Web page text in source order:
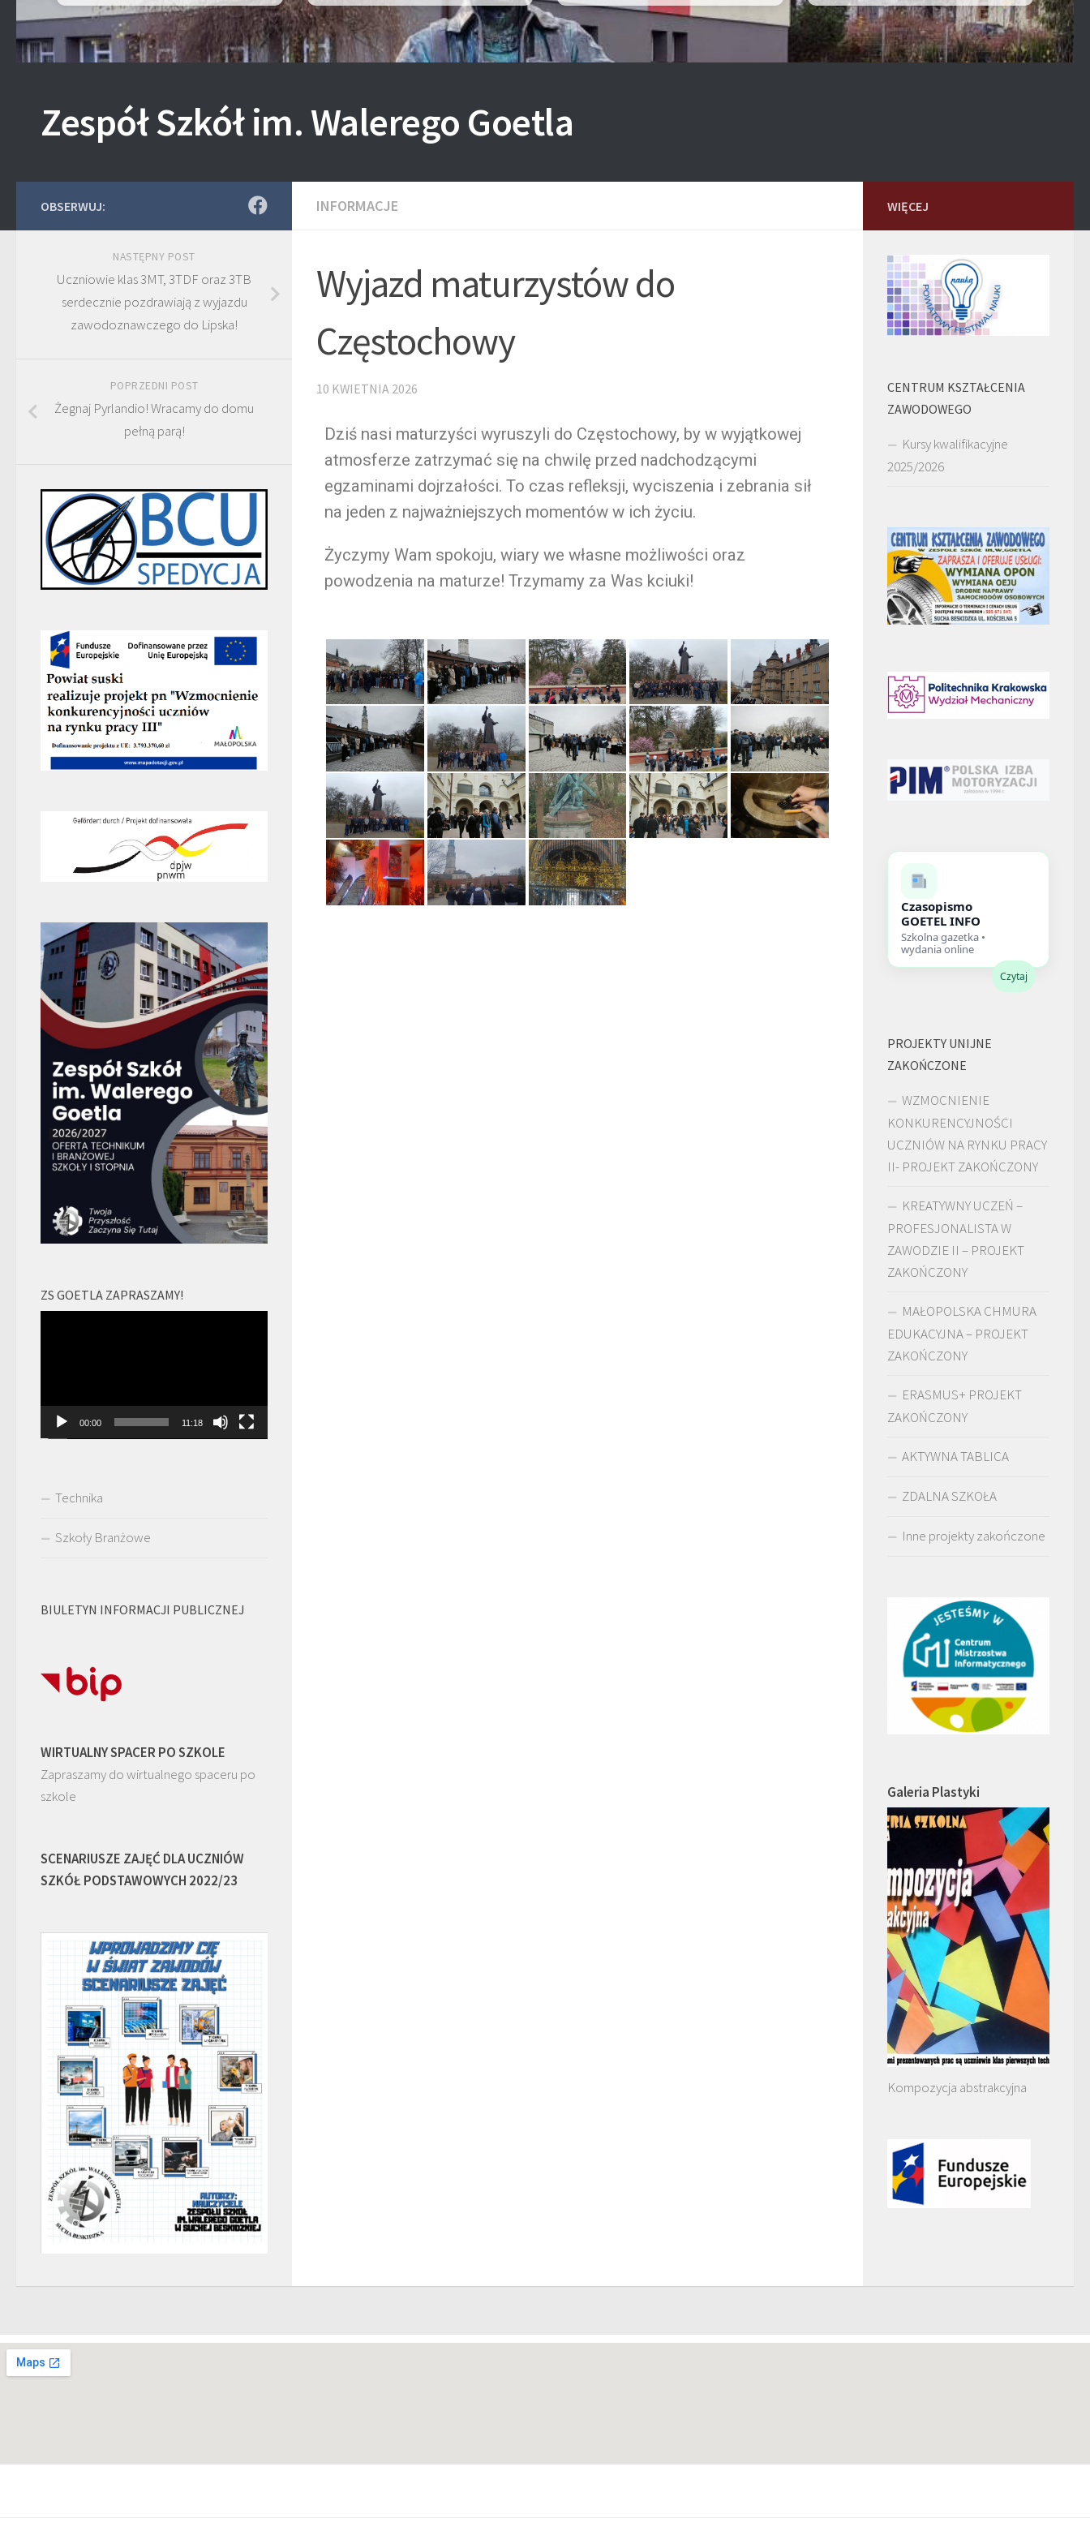
Zespół Szkół im. Walerego Goetla
INFORMACJE
Wyjazd maturzystów do
Częstochowy
10 KWIETNIA 2026
Dziś nasi maturzyści wyruszyli do Częstochowy, by w wyjątkowej
atmosferze zatrzymać się na chwilę przed nadchodzącymi
egzaminami dojrzałości. To czas refleksji, wyciszenia i zebrania sił
na jeden z najważniejszych momentów w ich życiu.
Życzymy Wam spokoju, wiary we własne możliwości oraz
powodzenia na maturze! Trzymamy za Was kciuki!
OBSERWUJ:
NASTĘPNY POST
Uczniowie klas 3MT, 3TDF oraz 3TB
serdecznie pozdrawiają z wyjazdu
zawodoznawczego do Lipska!
POPRZEDNI POST
Żegnaj Pyrlandio! Wracamy do domu
pełną parą!
ZS GOETLA ZAPRASZAMY!
00:00 11:18
Technika
Szkoły Branżowe
BIULETYN INFORMACJI PUBLICZNEJ
WIRTUALNY SPACER PO SZKOLE
Zapraszamy do wirtualnego spaceru po
szkole
SCENARIUSZE ZAJĘĆ DLA UCZNIÓW
SZKÓŁ PODSTAWOWYCH 2022/23
WIĘCEJ
CENTRUM KSZTAŁCENIA
ZAWODOWEGO
Kursy kwalifikacyjne
2025/2026
Czasopismo
GOETEL INFO
Szkolna gazetka •
wydania online
Czytaj
PROJEKTY UNIJNE
ZAKOŃCZONE
WZMOCNIENIE
KONKURENCYJNOŚCI
UCZNIÓW NA RYNKU PRACY
II- PROJEKT ZAKOŃCZONY
KREATYWNY UCZEŃ –
PROFESJONALISTA W
ZAWODZIE II – PROJEKT
ZAKOŃCZONY
MAŁOPOLSKA CHMURA
EDUKACYJNA – PROJEKT
ZAKOŃCZONY
ERASMUS+ PROJEKT
ZAKOŃCZONY
AKTYWNA TABLICA
ZDALNA SZKOŁA
Inne projekty zakończone
Galeria Plastyki
Kompozycja abstrakcyjna